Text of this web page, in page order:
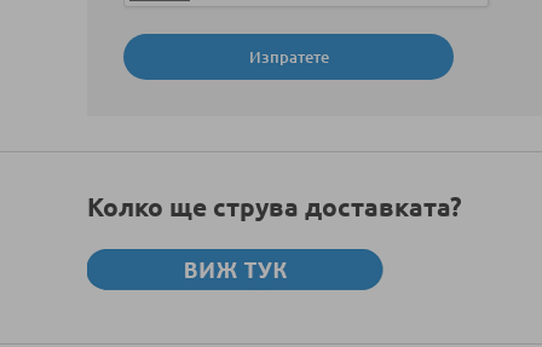
Изпратете
Колко ще струва доставката?